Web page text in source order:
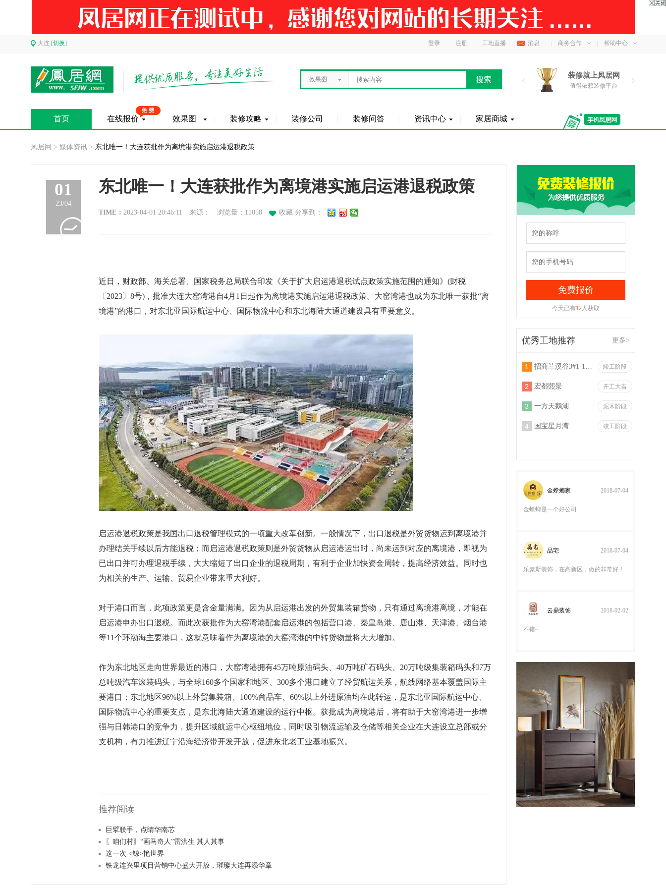
大连 [切换] 工地直播 消息 商务合作 帮助中心
登录 注册
效果图 装修就上凤居网
值得依赖装修平台
装修就上凤居网
值得依赖装修平台
首页 在线报价 效果图 装修攻略 装修公司 装修问答 资讯中心 家居商城
凤居网 > 媒体资讯 > 东北唯一！大连获批作为离境港实施启运港退税政策
01
23/04
东北唯一！大连获批作为离境港实施启运港退税政策
TIME： 2023-04-01 20:46:11 来源： 浏览量：11058 收藏 分享到：
近日，财政部、海关总署、国家税务总局联合印发《关于扩大启运港退税试点政策实施范围的通知》(财税
〔2023〕8号)，批准大连大窑湾港自4月1日起作为离境港实施启运港退税政策。大窑湾港也成为东北唯一获批“离
境港”的港口，对东北亚国际航运中心、国际物流中心和东北海陆大通道建设具有重要意义。
启运港退税政策是我国出口退税管理模式的一项重大改革创新。一般情况下，出口退税是外贸货物运到离境港并
办理结关手续以后方能退税；而启运港退税政策则是外贸货物从启运港运出时，尚未运到对应的离境港，即视为
已出口并可办理退税手续，大大缩短了出口企业的退税周期，有利于企业加快资金周转，提高经济效益。同时也
为相关的生产、运输、贸易企业带来重大利好。
对于港口而言，此项政策更是含金量满满。因为从启运港出发的外贸集装箱货物，只有通过离境港离境，才能在
启运港申办出口退税。而此次获批作为大窑湾港配套启运港的包括营口港、秦皇岛港、唐山港、天津港、烟台港
等11个环渤海主要港口，这就意味着作为离境港的大窑湾港的中转货物量将大大增加。
作为东北地区走向世界最近的港口，大窑湾港拥有45万吨原油码头、40万吨矿石码头、20万吨级集装箱码头和7万
总吨级汽车滚装码头，与全球160多个国家和地区、300多个港口建立了经贸航运关系，航线网络基本覆盖国际主
要港口；东北地区96%以上外贸集装箱、100%商品车、60%以上外进原油均在此转运，是东北亚国际航运中心、
国际物流中心的重要支点，是东北海陆大通道建设的运行中枢。获批成为离境港后，将有助于大窑湾港进一步增
强与日韩港口的竞争力，提升区域航运中心枢纽地位，同时吸引物流运输及仓储等相关企业在大连设立总部或分
支机构，有力推进辽宁沿海经济带开发开放，促进东北老工业基地振兴。
推荐阅读
巨擘联手，点睛华南芯​
〖咱们村〗“画马奇人”雷洪生 其人其事
这一次 <鲸>艳世界
铁龙连兴里项目营销中心盛大开放，璀璨大连再添华章
今天已有12人获取
优秀工地推荐 更多>
1 招商兰溪谷3#1-1301 竣工阶段
2 宏都熙景 开工大吉
3 一方天鹅湖 泥木阶段
4 国宝星月湾 竣工阶段
金世纪
金世纪装饰的施工非常细致，设计师也
龙应台 2018-07-04
不包吃的冯绍峰沙发是否费安抚沙发是
金螳螂家 2018-07-04
金坛路金坛路金坛路金坛路金坛路金坛
路金坛路金坛路金坛路金坛路金坛路金
路金坛路金坛路金坛路
金螳螂是一个好公司
乐豪斯装饰，在高新区，做的非常好！
不错~
好装修公司，就找云鼎装饰！
刘立新 2018-01-05
不错，我很喜欢！
2017-03-15
金世纪装饰的施工非常细致，设计师也
很有亲和力